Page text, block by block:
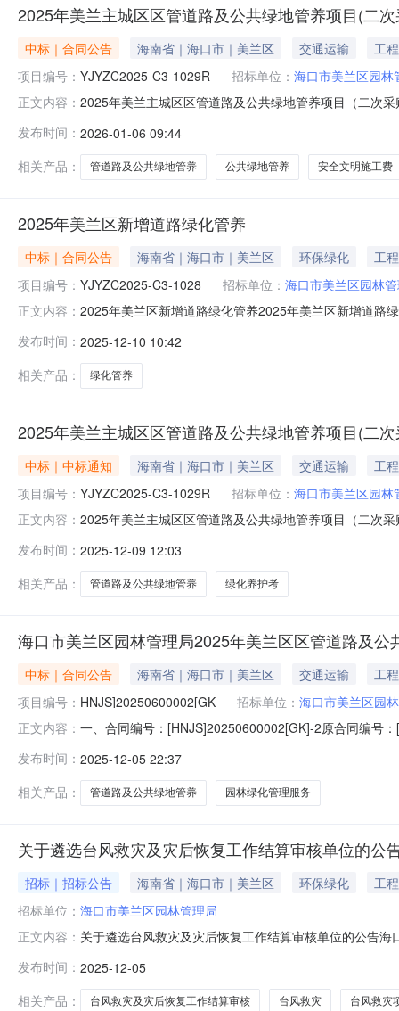
2025年美兰主城区区管道路及公共绿地管养项目(二
中标｜合同公告 海南省｜海口市｜美兰区 交通运输
工程
项目编号： YJYZC2025-C3-1029R 招标单位： 海口市美兰区园林
正文内容： 2025年美兰主城区区管道路及公共绿地管养项目（二次
省海口市美兰区琼山大道江东永泰花苑办公区510室联
发布时间： 2026-01-06 09:44
相关产品：
管道路及公共绿地管养 公共绿地管养 安全文明施工费
2025年美兰区新增道路绿化管养
中标｜合同公告 海南省｜海口市｜美兰区 环保绿化
工程
项目编号： YJYZC2025-C3-1028 招标单位： 海口市美兰区园林
正文内容： 2025年美兰区新增道路绿化管养2025年美兰区新增道路
方)：海南省华良物业服务有限公司地址：海南省海口市
发布时间： 2025-12-10 10:42
相关产品：
绿化管养
2025年美兰主城区区管道路及公共绿地管养项目(二
中标｜中标通知 海南省｜海口市｜美兰区 交通运输
工程
项目编号： YJYZC2025-C3-1029R 招标单位： 海口市美兰区园林
正文内容： 2025年美兰主城区区管道路及公共绿地管养项目（二次
国贸路40号长城大厦14楼1401房中标（成交）金额：￥
购需
发布时间： 2025-12-09 12:03
相关产品：
管道路及公共绿地管养 绿化养护考
海口市美兰区园林管理局2025年美兰区区管道路及
中标｜合同公告 海南省｜海口市｜美兰区 交通运输
工程
项目编号： HNJS]20250600002[GK 招标单位： 海口市美兰区园
正文内容： 一、合同编号：[HNJS]20250600002[GK]-2原合同编号
地址：海口市美兰区琼山大道江东永泰花苑办公区510
发布时间： 2025-12-05 22:37
相关产品：
管道路及公共绿地管养 园林绿化管理服务
关于遴选台风救灾及灾后恢复工作结算审核单位的公
招标｜招标公告 海南省｜海口市｜美兰区 环保绿化
工程
招标单位： 海口市美兰区园林管理局
正文内容： 关于遴选台风救灾及灾后恢复工作结算审核单位的公告
元。四、报名要求：具有独立法人资格，具有良好的商
件）；③营业执照；④资质证书；⑤相
发布时间： 2025-12-05
相关产品：
台风救灾及灾后恢复工作结算审核 台风救灾 台风救灾